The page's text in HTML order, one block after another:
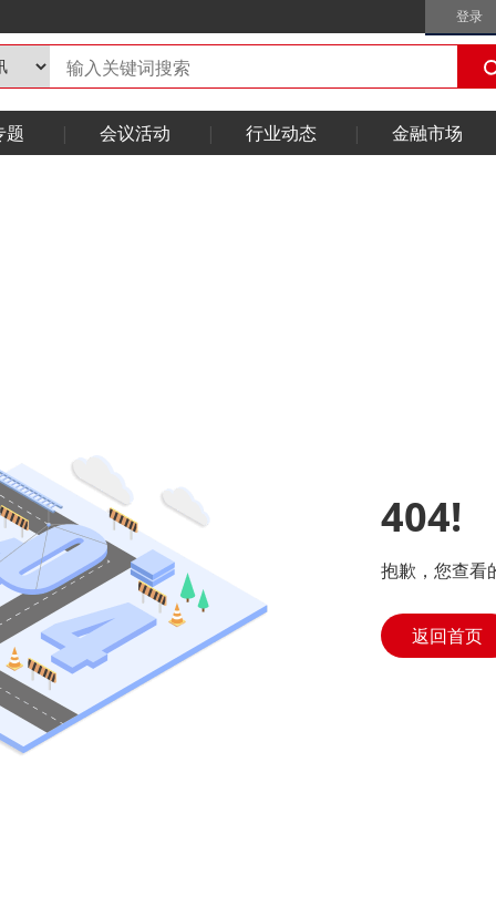
登录
题 会议活动 行业动态 金融市场
404!
抱歉，您查看
返回首页